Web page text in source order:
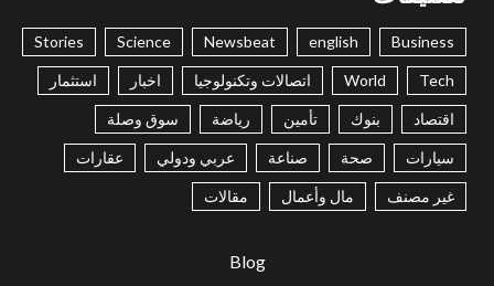
Business
english
Newsbeat
Science
Stories
Tech
World اتصالات وتكنولوجيا اخبار استثمار
اقتصاد بنوك تأمين رياضة سوق وصلة
سيارات صحة صناعة عربي ودولي عقارات
غير مصنف مال وأعمال مقالات
Blog